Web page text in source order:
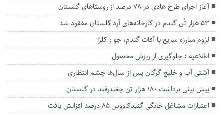
آغاز اجرای طرح هادی در ۷۸ درصد از روستا‌های گلستان
۵۳ هزار تُن گندم در کارخانه‌های آرد گلستان مفقود شد
لزوم مبارزه سریع با آفات گندم، جو و کلزا
اطلاعیه : جلوگیری از ریزش محصول
آشتی آب و خلیج گرگان پس از سال‌ها چشم انتظاری
پیش بینی برداشت ۱۸۰ هزار تن چغندرقند در گلستان
اعتبارات مشاغل خانگی گنبدکاووس ۸۵ درصد افزایش یافت